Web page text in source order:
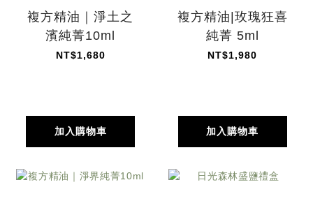
複方精油｜淨土之
濱純菁10ml
NT$1,680
加入購物車
複方精油|玫瑰狂喜
純菁 5ml
NT$1,980
加入購物車